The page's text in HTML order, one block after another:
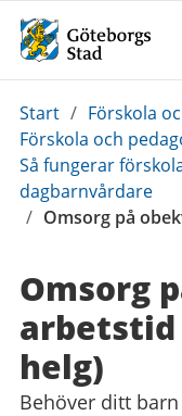
Du
är
här:
Start / Förskola
Förskola och
Så fungerar
dagbarnvårdare
/ Omsorg på
Omsorg
helg)
Behöver ditt